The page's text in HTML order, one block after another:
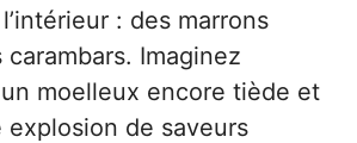
: des marrons
Imaginez
moelleux encore tiède et
explosion de saveurs